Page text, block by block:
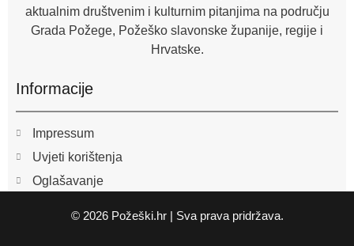
aktualnim društvenim i kulturnim pitanjima na području
Grada Požege, Požeško slavonske županije, regije i
Hrvatske.
Informacije
Impressum
Uvjeti korištenja
Oglašavanje
© 2026 Požeški.hr | Sva prava pridržava.